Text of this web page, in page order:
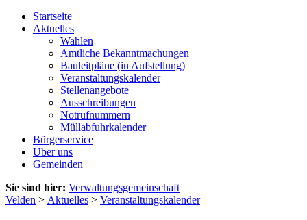
Startseite
Aktuelles
Wahlen
Amtliche Bekanntmachungen
Bauleitpläne (in Aufstellung)
Veranstaltungskalender
Stellenangebote
Ausschreibungen
Notrufnummern
Müllabfuhrkalender
Bürgerservice
Über uns
Gemeinden
Sie sind hier: Verwaltungsgemeinschaft
Velden > Aktuelles > Veranstaltungskalender